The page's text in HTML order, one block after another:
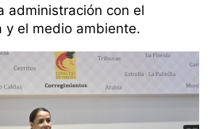
administración con el
y el medio ambiente.